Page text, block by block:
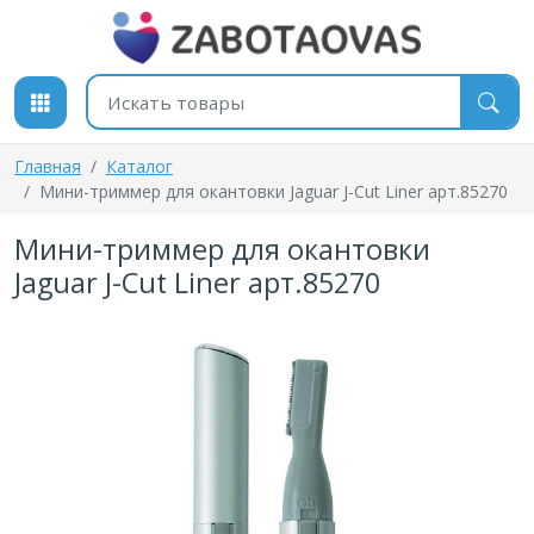
К содержимому
Поиск товаров
Главная
Каталог
Мини-триммер для окантовки Jaguar J-Cut Liner арт.85270
Мини-триммер для окантовки
Jaguar J-Cut Liner арт.85270